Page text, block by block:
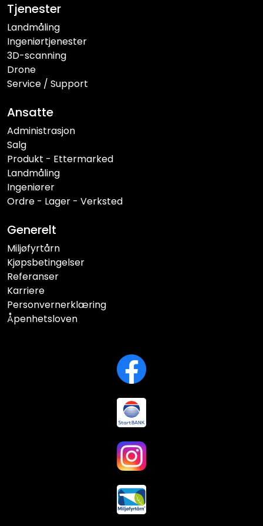
Tjenester
Landmåling
Ingeniørtjenester
3D-scanning
Drone
Service / Support
Ansatte
Administrasjon
Salg
Produkt - Ettermarked
Landmåling
Ingeniører
Ordre - Lager - Verksted
Generelt
Miljøfyrtårn
Kjøpsbetingelser
Referanser
Karriere
Personvernerklæring
Åpenhetsloven